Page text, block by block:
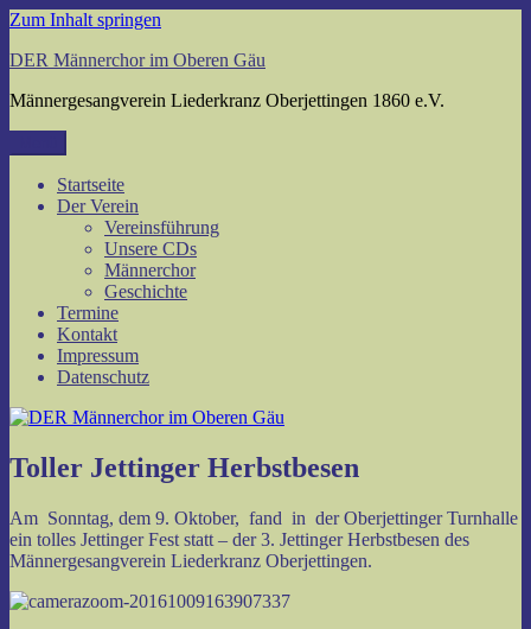
Zum Inhalt springen
DER Männerchor im Oberen Gäu
Männergesangverein Liederkranz Oberjettingen 1860 e.V.
Startseite
Der Verein
Vereinsführung
Unsere CDs
Männerchor
Geschichte
Termine
Kontakt
Impressum
Datenschutz
Toller Jettinger Herbstbesen
Am Sonntag, dem 9. Oktober, fand in der Oberjettinger Turnhalle
ein tolles Jettinger Fest statt – der 3. Jettinger Herbstbesen des
Männergesangverein Liederkranz Oberjettingen.